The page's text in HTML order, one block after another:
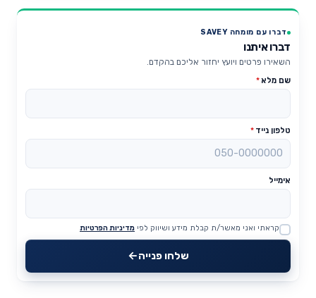
דברו עם מומחה SAVEY
דברו איתנו
השאירו פרטים ויועץ יחזור אליכם בהקדם.
שם מלא*
טלפון נייד *
אימייל
Website
קראתי ואני מאשר/ת קבלת מידע ושיווק לפי מדיניות הפרטיות
שלחו פנייה